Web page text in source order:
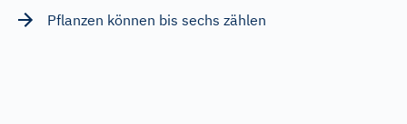
Pflanzen können bis sechs zählen